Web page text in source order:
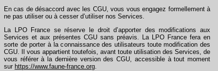
En cas de désaccord avec les CGU, vous vous engagez formellement à
ne pas utiliser ou à cesser d’utiliser nos Services.
La LPO France se réserve le droit d’apporter des modifications aux
Services et aux présentes CGU sans préavis. La LPO France fera en
sorte de porter à la connaissance des utilisateurs toute modification des
CGU. Il vous appartient toutefois, avant toute utilisation des Services, de
vous référer à la dernière version des CGU, accessible à tout moment
sur https://www.faune-france.org.